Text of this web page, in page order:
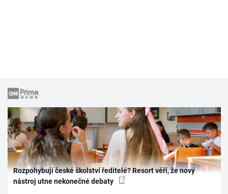
Rozpohybují české školství ředitelé? Resort věří, že nový
nástroj utne nekonečné debaty